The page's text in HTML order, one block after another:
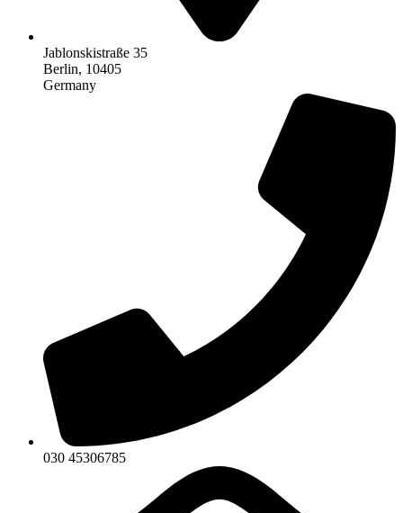
Jablonskistraße 35
Berlin, 10405
Germany
030 45306785